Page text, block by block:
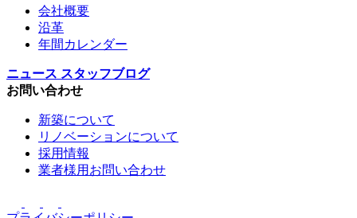
会社概要
沿革
年間カレンダー
ニュース スタッフブログ
お問い合わせ
新築について
リノベーションについて
採用情報
業者様用お問い合わせ